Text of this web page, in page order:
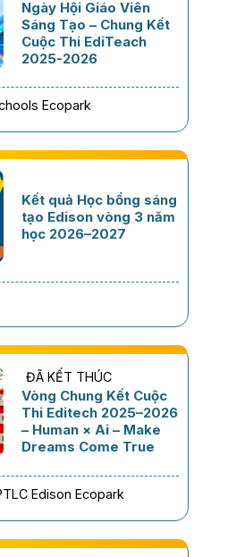
Ngày Hội Giáo Viên
Sáng Tạo – Chung Kết
Cuộc Thi EdiTeach
2025-2026
Ecopark
Kết quả Học bổng sáng
tạo Edison vòng 3 năm
học 2026–2027
ĐÃ KẾT THÚC
Vòng Chung Kết Cuộc
Thi Editech 2025–2026
– Human × Ai – Make
Dreams Come True
Edison Ecopark